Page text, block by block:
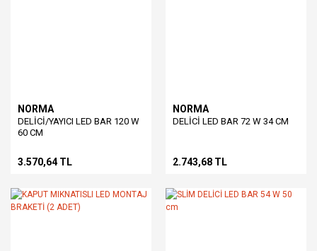
NORMA
DELİCİ/YAYICI LED BAR 120 W
60 CM
3.570,64 TL
NORMA
DELİCİ LED BAR 72 W 34 CM
2.743,68 TL